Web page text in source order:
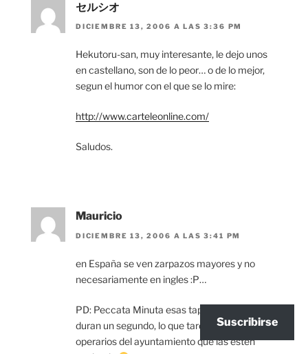
セルシオ
DICIEMBRE 13, 2006 A LAS 3:36 PM
Hekutoru-san, muy interesante, le dejo unos
en castellano, son de lo peor… o de lo mejor,
segun el humor con el que se lo mire:
http://www.carteleonline.com/
Saludos.
Mauricio
DICIEMBRE 13, 2006 A LAS 3:41 PM
en España se ven zarpazos mayores y no
necesariamente en ingles :P…
PD: Peccata Minuta esas tapas en mi barrio
duran un segundo, lo que tarden en irse los
operarios del ayuntamiento que las esten
Suscribirse